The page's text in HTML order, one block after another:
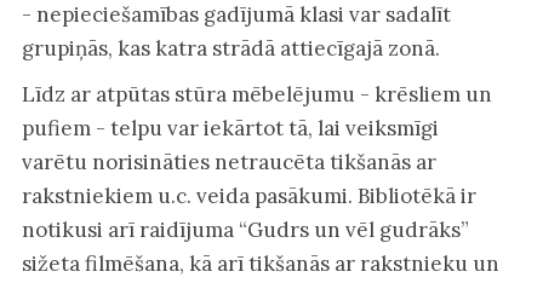
- nepieciešamības gadījumā klasi var sadalīt
grupiņās, kas katra strādā attiecīgajā zonā.
Līdz ar atpūtas stūra mēbelējumu - krēsliem un
pufiem - telpu var iekārtot tā, lai veiksmīgi
varētu norisināties netraucēta tikšanās ar
rakstniekiem u.c. veida pasākumi. Bibliotēkā ir
notikusi arī raidījuma “Gudrs un vēl gudrāks”
sižeta filmēšana, kā arī tikšanās ar rakstnieku un